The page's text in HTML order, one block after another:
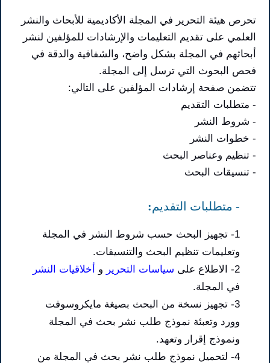
تحرص هيئة التحرير في المجلة الأكاديمية للأبحاث والنشر
العلمي على تقديم التعليمات والإرشادات للمؤلفين لنشر
أبحاثهم في المجلة بشكل واضح، والشفافية والدقة في
فحص البحوث التي ترسل إلى المجلة.
تتضمن صفحة إرشادات المؤلفين على التالي:
- متطلبات التقديم
- شروط النشر
- خطوات النشر
- تنظيم وعناصر البحث
- تنسيقات البحث
- متطلبات التقديم:
1- تجهيز البحث حسب شروط النشر في المجلة
وتعليمات تنظيم البحث والتنسيقات.
2- الاطلاع على
سياسات التحرير و
أخلاقيات النشر
في المجلة.
3- تجهيز نسخة من البحث بصيغة مايكروسوفت
وورد وتعبئة نموذج طلب نشر بحث في المجلة
ونموذج إقرار وتعهد.
4- لتحميل نموذج طلب نشر بحث في المجلة من